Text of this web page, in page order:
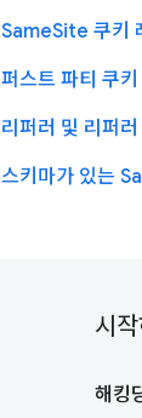
SameSite 쿠키
퍼스트 파티 쿠키
리퍼러 및 리퍼
스키마가 있는
시작
해킹